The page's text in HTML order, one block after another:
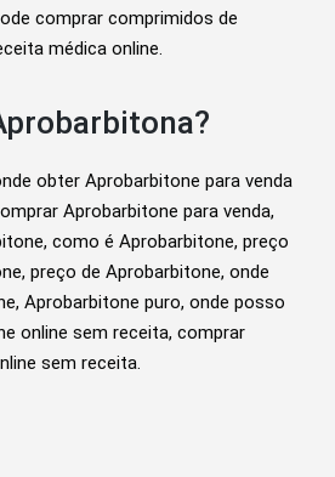
comprar comprimidos de
médica online.
obter Aprobarbitone para venda
Aprobarbitone para venda,
como é Aprobarbitone, preço
preço de Aprobarbitone, onde
Aprobarbitone puro, onde posso
online sem receita, comprar
sem receita.